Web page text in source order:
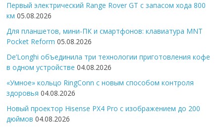
Первый электрический Range Rover GT с запасом хода 800
км 05.08.2026
Для планшетов, мини-ПК и смартфонов: клавиатура MNT
Pocket Reform 05.08.2026
De’Longhi объединила три технологии приготовления кофе
в одном устройстве 04.08.2026
«Умное» кольцо RingConn с новым способом контроля
здоровья 04.08.2026
Новый проектор Hisense PX4 Pro с изображением до 200
дюймов 04.08.2026